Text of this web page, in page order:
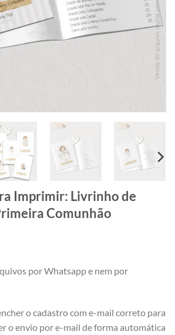
Imprimir: Livrinho de
Comunhão
por Whatsapp e nem por
o cadastro com e-mail correto para
o envio por e-mail de forma automática